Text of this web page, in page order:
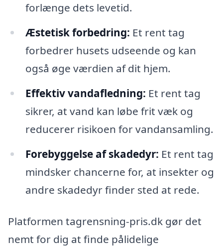
forlænge dets levetid.
Æstetisk forbedring: Et rent tag
forbedrer husets udseende og kan
også øge værdien af ​​dit hjem.
Effektiv vandafledning: Et rent tag
sikrer, at vand kan løbe frit væk og
reducerer risikoen for vandansamling.
Forebyggelse af skadedyr: Et rent tag
mindsker chancerne for, at insekter og
andre skadedyr finder sted at rede.
Platformen tagrensning-pris.dk gør det
nemt for dig at finde pålidelige